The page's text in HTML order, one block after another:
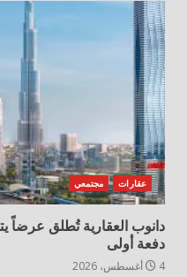
عقارات مجتمعي
دانوب العقارية تُطلق عرضاً
دفعة أولى
4 أغسطس، 2026